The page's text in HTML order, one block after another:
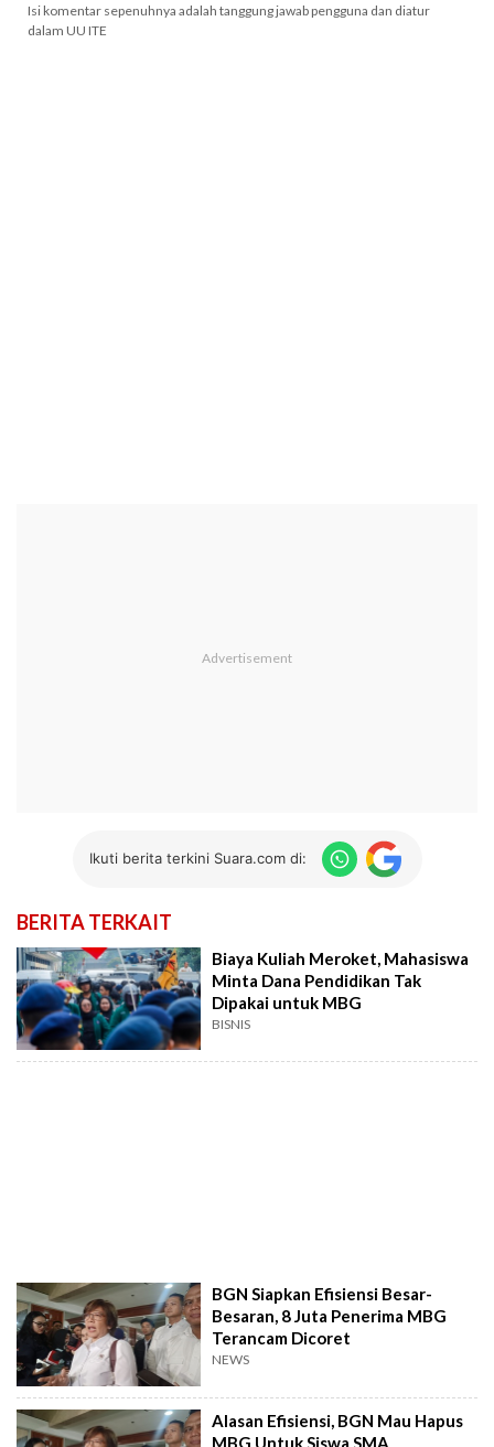
Isi komentar sepenuhnya adalah tanggung jawab pengguna dan diatur
dalam UU ITE
Ikuti berita terkini Suara.com di:
BERITA TERKAIT
Biaya Kuliah Meroket, Mahasiswa
Minta Dana Pendidikan Tak
Dipakai untuk MBG
BISNIS
BGN Siapkan Efisiensi Besar-
Besaran, 8 Juta Penerima MBG
Terancam Dicoret
NEWS
Alasan Efisiensi, BGN Mau Hapus
MBG Untuk Siswa SMA